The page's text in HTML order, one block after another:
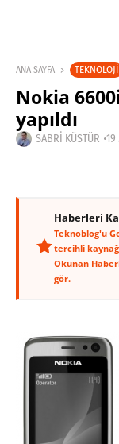
ANA SAYFA TEKNOLOJI
Nokia
yapıldı
SABRI KÜSTÜR 19
Haberleri
Teknoblog'u
tercihli
Okunan
gör.